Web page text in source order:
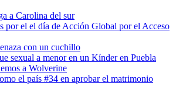
a Carolina del sur
por el el día de Acción Global por el Acceso
con un cuchillo
sexual a menor en un Kínder en Puebla
a Wolverine
el país #34 en aprobar el matrimonio